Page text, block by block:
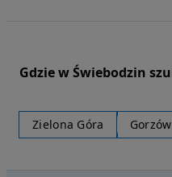
Gdzie w Świebodzin
Zielona Góra